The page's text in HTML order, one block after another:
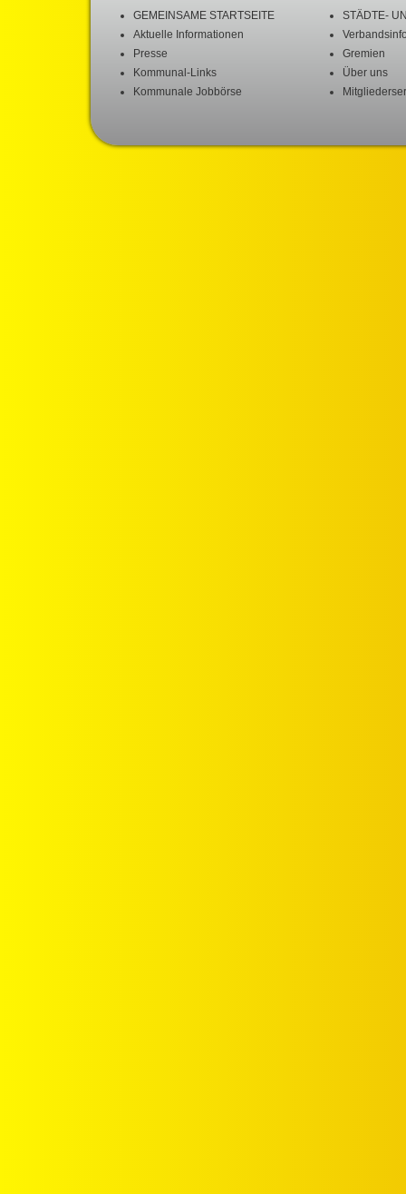
GEMEINSAME STARTSEITE
Aktuelle Informationen
Presse
Kommunal-Links
Kommunale Jobbörse
STÄDTE-
Gremien
Über uns